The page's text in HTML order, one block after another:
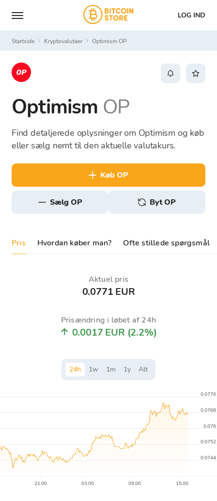
LOG IND
Startside Kryptovalutaer Optimism OP
Optimism OP
Find detaljerede oplysninger om Optimism og køb
eller sælg nemt til den aktuelle valutakurs.
køb OP
sælg OP Byt OP
Pris Hvordan køber man? Ofte stillede spørgsmål
Aktuel pris
0.0771 EUR
Prisændring i løbet af 24h
0.0017 EUR (2.2%)
24h 1w 1m 1y Alt
21.00 03.00 09.00 15.00
0.0744
0.0752
0.076
0.0768
0.0776